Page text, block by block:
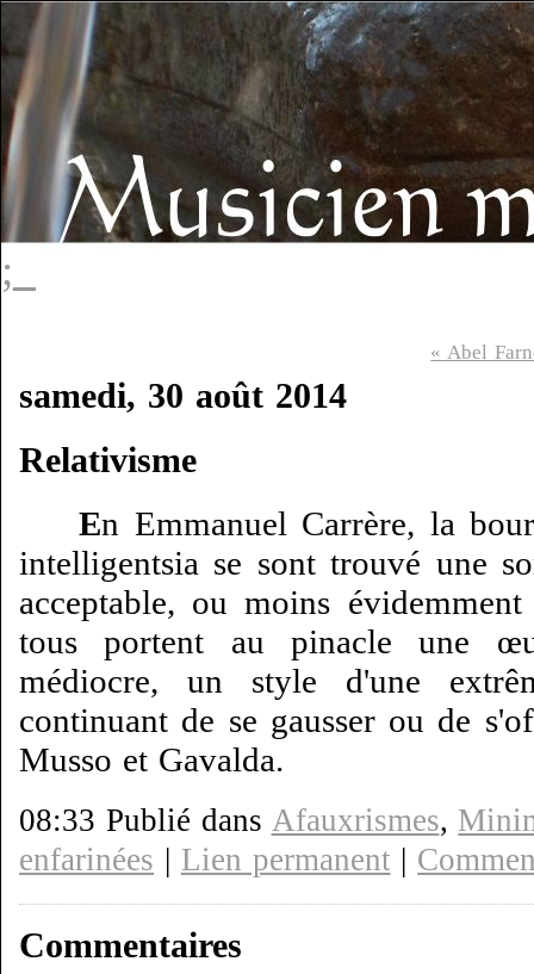
;_
« Abel
samedi, 30 août 2014
Relativisme
En Emmanuel Carrère, la
intelligentsia se sont trouvé une
acceptable, ou moins
tous portent au pinacle une
médiocre, un style d'une
continuant de se gausser ou de
Musso et Gavalda.
08:33 Publié dans Afauxrismes,
enfarinées | Lien permanent |
Commentaires